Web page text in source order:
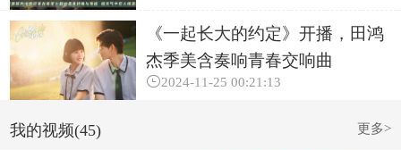
《一起长大的约定》开播，田鸿
杰季美含奏响青春交响曲
2024-11-25 00:21:13
更多>
我的视频(45)